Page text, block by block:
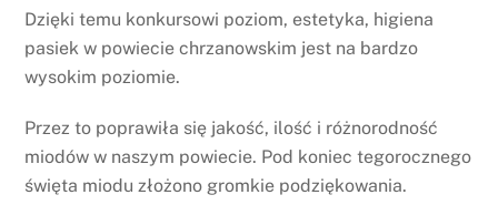
Dzięki temu konkursowi poziom, estetyka, higiena
pasiek w powiecie chrzanowskim jest na bardzo
wysokim poziomie.
Przez to poprawiła się jakość, ilość i różnorodność
miodów w naszym powiecie. Pod koniec tegorocznego
święta miodu złożono gromkie podziękowania.